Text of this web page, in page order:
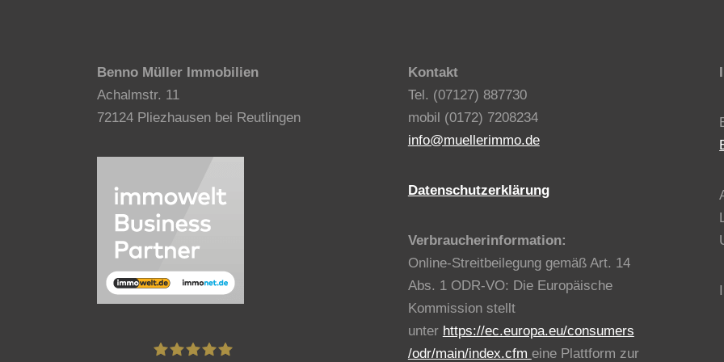
Benno Müller Immobilien
Achalmstr. 11
72124 Pliezhausen bei Reutlingen
Kontakt
Tel. (07127) 887730
mobil (0172) 7208234
info@muellerimmo.de
Datenschutzerklärung
Verbraucherinformation:
Online-Streitbeilegung gemäß Art. 14
Abs. 1 ODR-VO: Die Europäische
Kommission stellt
unter https://ec.europa.eu/consumers
/odr/main/index.cfm eine Plattform zur